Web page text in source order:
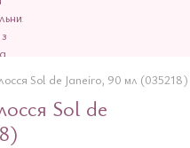
Sol de Janeiro, 90 мл (035218)
Sol de